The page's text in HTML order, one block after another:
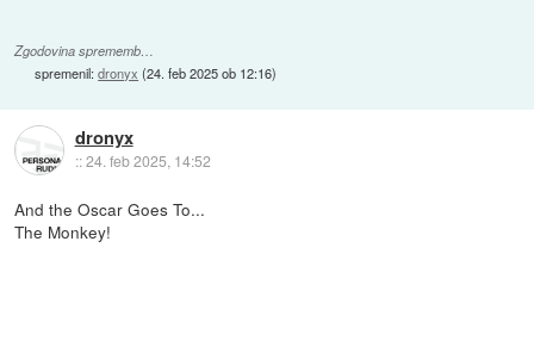
Zgodovina sprememb…
spremenil:dronyx (24. feb 2025 ob 12:16)
dronyx
::24. feb 2025, 14:52
And the Oscar Goes To...
The Monkey!